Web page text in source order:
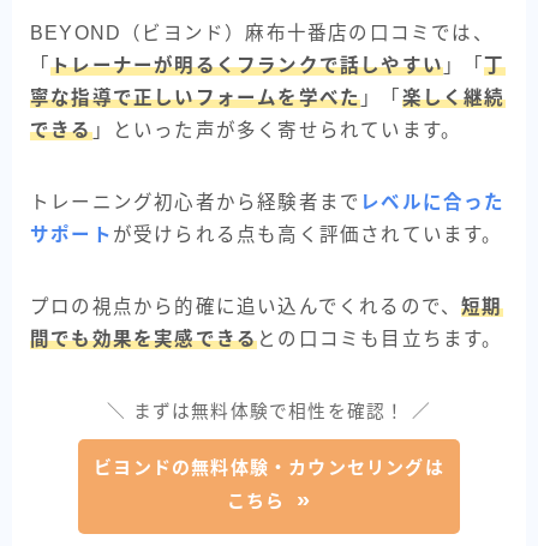
BEYOND（ビヨンド）麻布十番店の口コミでは、
「トレーナーが明るくフランクで話しやすい 」「丁
寧な指導で正しいフォームを学べた 」「 楽しく継続
できる」といった声が多く寄せられています。
トレーニング初心者から経験者まで レベルに合った
サポート が受けられる点も高く評価されています。
プロの視点から的確に追い込んでくれるので、短期
間でも効果を実感できるとの口コミも目立ちます。
＼ まずは無料体験で相性を確認！ ／
ビヨンドの無料体験・カウンセリングは
こちら